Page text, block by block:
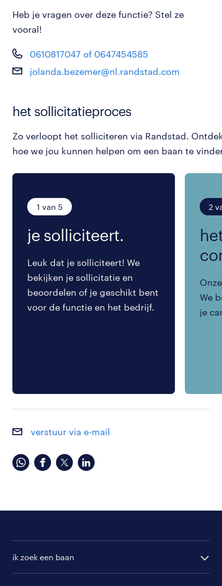
Heb je vragen over deze functie? Stel ze
vooral!
0610817047 of 0647454585
jolanda.bezemer@nl.randstad.com
het sollicitatieproces
Zo verloopt het solliciteren via Randstad.
hoe we jou kunnen helpen om een baan te
1 van 5
je solliciteert.
Leuk dat je solliciteert! We
bekijken je sollicitatie en
beoordelen of je geschikt bent
voor de functie en het bedrijf.
2
We
je
verstuur via e-mail
ik zoek een baan